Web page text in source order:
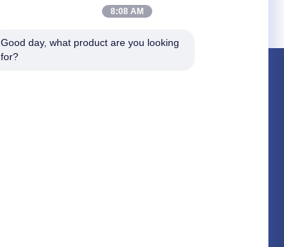
8:08 AM
Good day, what product are you looking
for?